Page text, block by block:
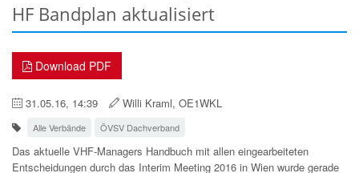
HF Bandplan aktualisiert
Download PDF
31.05.16, 14:39 Willi Kraml, OE1WKL
Alle Verbände ÖVSV Dachverband
Das aktuelle VHF-Managers Handbuch mit allen eingearbeiteten
Entscheidungen durch das Interim Meeting 2016 in Wien wurde gerade